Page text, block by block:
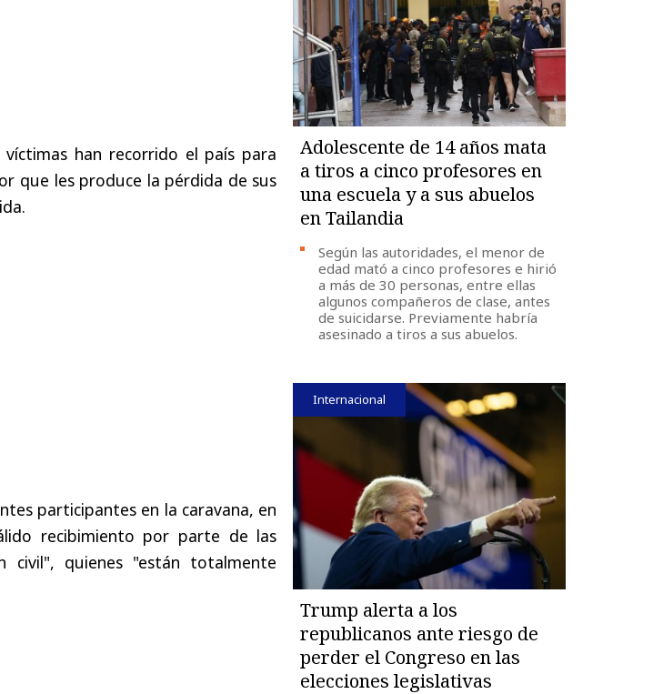
han recorrido el país para
que les produce la pérdida de sus
participantes en la caravana, en
recibimiento por parte de las
civil", quienes "están totalmente
Adolescente de 14 años mata
a tiros a cinco profesores en
una escuela y a sus abuelos
en Tailandia
Según las autoridades, el menor de
edad mató a cinco profesores e hirió
a más de 30 personas, entre ellas
algunos compañeros de clase, antes
de suicidarse. Previamente habría
asesinado a tiros a sus abuelos.
Internacional
Trump alerta a los
republicanos ante riesgo de
perder el Congreso en las
elecciones legislativas